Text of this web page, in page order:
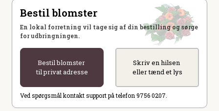
Bestil blomster
En lokal forretning vil tage sig af din bestilling og sørge
for udbringningen.
Bestil blomster
til privat adresse
Skriv en hilsen
eller tænd et lys
Ved spørgsmål kontakt support på telefon 9756 0207.